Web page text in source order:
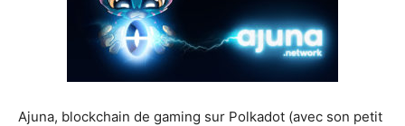
Ajuna, blockchain de gaming sur Polkadot (avec son petit